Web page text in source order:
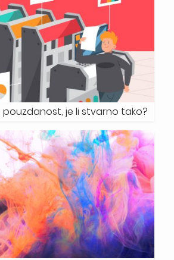
pouzdanost, je li stvarno tako?